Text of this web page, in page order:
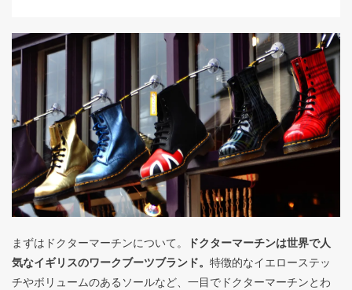
まずはドクターマーチンについて。
ドクターマーチンは世界で人
気なイギリスのワークブーツブランド。 特徴的なイエローステッ
チやボリュームのあるソールなど、一目でドクターマーチンとわ